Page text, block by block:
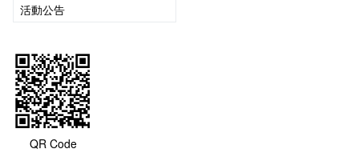
活動公告
QR Code